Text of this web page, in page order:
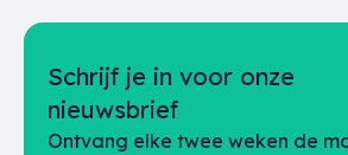
Schrijf je in voor onze
nieuwsbrief
Ontvang elke twee weken de